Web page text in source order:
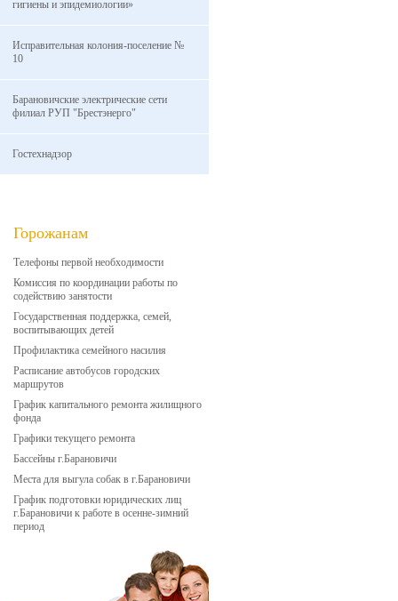
гигиены и эпидемиологии»
Исправительная колония-поселение №
10
Барановичские электрические сети
филиал РУП "Брестэнерго"
Гостехнадзор
Горожанам
Телефоны первой необходимости
Комиссия по координации работы по
содействию занятости
Государственная поддержка, семей,
воспитывающих детей
Профилактика семейного насилия
Расписание автобусов городских
маршрутов
График капитального ремонта жилищного
фонда
Графики текущего ремонта
Бассейны г.Барановичи
Места для выгула собак в г.Барановичи
График подготовки юридических лиц
г.Барановичи к работе в осенне-зимний
период